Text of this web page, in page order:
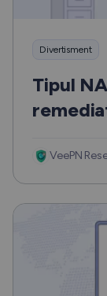
Divertisment
Tipul
VeePN